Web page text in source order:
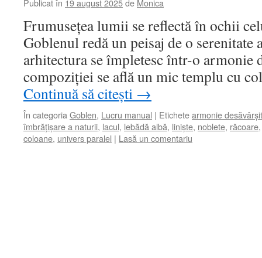
Publicat în 19 august 2025de Monica
Frumusețea lumii se reflectă în ochii
Goblenul redă un peisaj de o serenitate
arhitectura se împletesc într-o armonie
compoziției se află un mic templu cu
Continuă să citești →
În categoria Goblen, Lucru manual | Etichetearmonie
îmbrățișare a naturii, lacul, lebădă albă, liniște, noblete, răcoare
coloane, univers paralel | Lasă un comentariu